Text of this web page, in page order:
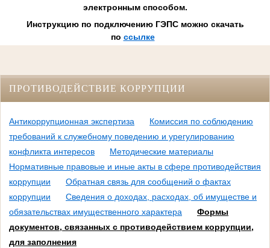
электронным способом.
Инструкцию по подключению ГЭПС можно скачать
по ссылке
ПРОТИВОДЕЙСТВИЕ КОРРУПЦИИ
Антикоррупционная экспертиза
Комиссия по соблюдению
требований к служебному поведению и урегулированию
конфликта интересов
Методические материалы
Нормативные правовые и иные акты в сфере противодействия
коррупции
Обратная связь для сообщений о фактах
коррупции
Сведения о доходах, расходах, об имуществе и
обязательствах имущественного характера
Формы
документов, связанных с противодействием коррупции,
для заполнения